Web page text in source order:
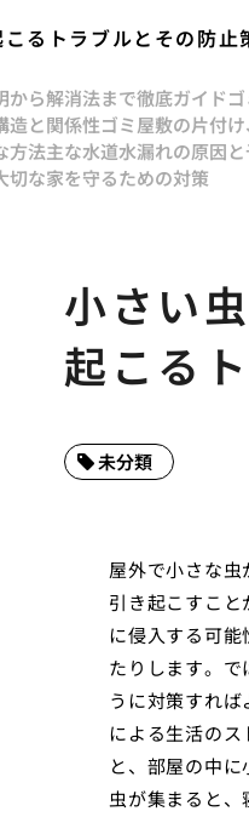
るトラブルとその防止
ら解消法まで徹底ガイド
造と関係性ゴミ屋敷の片付
方法主な水道水漏れの原因
切な家を守るための対策
小さい
起こる
未分類
屋外で小さな
引き起こすこ
に侵入する可
たりします。
うに対策すれ
による生活の
と、部屋の中
虫が集まると